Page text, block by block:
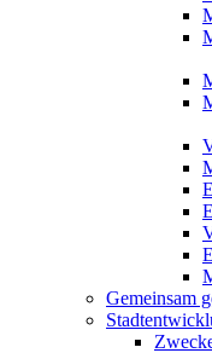
Gemeinsam